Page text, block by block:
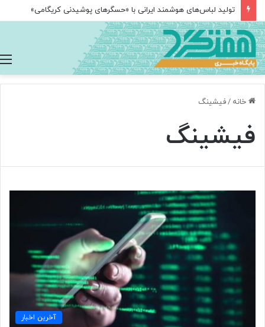
تولید لباس‌های هوشمند ایرانی با «حسگرهای پوشیدنی کریگامی»
خانه /فیشینگ
فیشینگ
آخرین اخبار